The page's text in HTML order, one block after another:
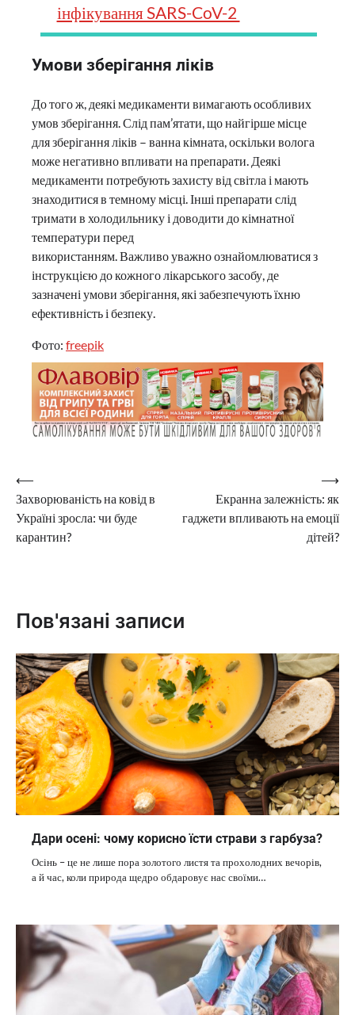
інфікування SARS-CoV-2
Умови зберігання ліків
До того ж, деякі медикаменти вимагають особливих
умов зберігання. Слід пам’ятати, що найгірше місце
для зберігання ліків – ванна кімната, оскільки волога
може негативно впливати на препарати. Деякі
медикаменти потребують захисту від світла і мають
знаходитися в темному місці. Інші препарати слід
тримати в холодильнику і доводити до кімнатної
температури перед
використанням. Важливо уважно ознайомлюватися з
інструкцією до кожного лікарського засобу, де
зазначені умови зберігання, які забезпечують їхню
ефективність і безпеку.
Фото: freepik
Навігація
записів
⟵
Захворюваність на ковід в
Україні зросла: чи буде
карантин?
Екранна залежність: як
гаджети впливають на емоції
дітей?
⟶
Пов'язані записи
Дари осені: чому корисно їсти страви з гарбуза?
Осінь – це не лише пора золотого листя та прохолодних вечорів,
а й час, коли природа щедро обдаровує нас своїми…